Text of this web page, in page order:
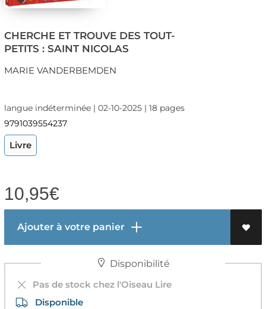
CHERCHE ET TROUVE DES TOUT-
PETITS : SAINT NICOLAS
MARIE VANDERBEMDEN
langue indéterminée | 02-10-2025 | 18 pages
9791039554237
Livre
10,95€
Ajouter à votre panier
Disponibilité
Pas de stock chez l'Oiseau Lire
Disponible